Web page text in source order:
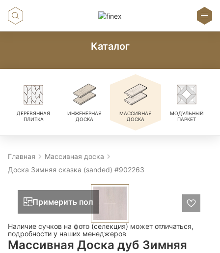
Каталог
ДЕРЕВЯННАЯ
ПЛИТКА
ИНЖЕНЕРНАЯ
ДОСКА
МАССИВНАЯ
ДОСКА
МОДУЛЬНЫЙ
ПАРКЕТ
Главная
Массивная доска
Доска Зимняя сказка (sanded) #902263
Примерить пол
Наличие сучков на фото (селекция) может отличаться,
подробности у наших менеджеров
Массивная Доска дуб Зимняя